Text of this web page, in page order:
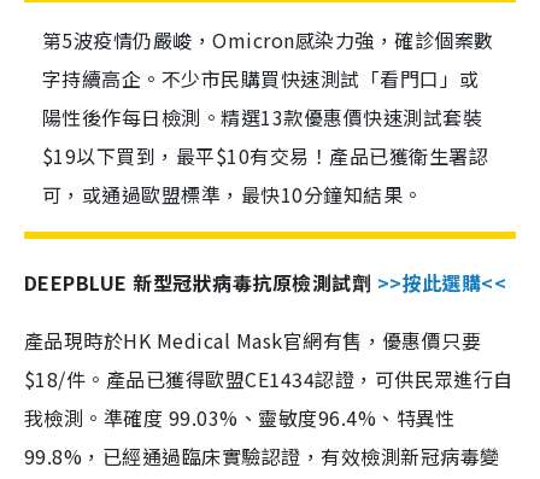
第5波疫情仍嚴峻，Omicron感染力強，確診個案數
字持續高企。不少市民購買快速測試「看門口」或
陽性後作每日檢測。精選13款優惠價快速測試套裝
$19以下買到，最平$10有交易！產品已獲衛生署認
可，或通過歐盟標準，最快10分鐘知結果。
DEEPBLUE 新型冠狀病毒抗原檢測試劑 >>按此選購<<
產品現時於HK Medical Mask官網有售，優惠價只要
$18/件。產品已獲得歐盟CE1434認證，可供民眾進行自
我檢測。準確度 99.03%、靈敏度96.4%、特異性
99.8%，已經通過臨床實驗認證，有效檢測新冠病毒變